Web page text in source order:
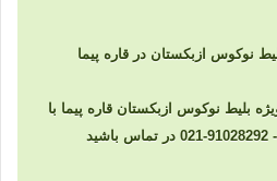
نوکوس ازبکستان در قاره پیما
بلیط نوکوس ازبکستان قاره پیما با